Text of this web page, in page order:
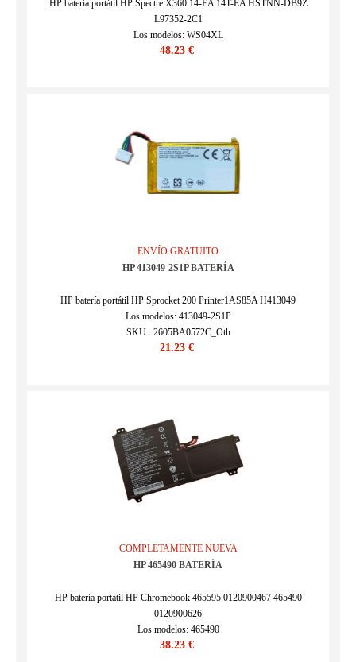
HP batería portátil HP Spectre X360 14-EA 14T-EA HSTNN-DB9Z
L97352-2C1
Los modelos: WS04XL
SKU : 2606BA1160L
48.23 €
ENVÍO GRATUITO
HP 413049-2S1P BATERÍA
HP batería portátil HP Sprocket 200 Printer1AS85A H413049
Los modelos: 413049-2S1P
SKU : 2605BA0572C_Oth
21.23 €
COMPLETAMENTE NUEVA
HP 465490 BATERÍA
HP batería portátil HP Chromebook 465595 0120900467 465490
0120900626
Los modelos: 465490
SKU : 2511BA1056L
38.23 €